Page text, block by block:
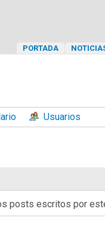
PORTADA
Usuarios
posts escritos por